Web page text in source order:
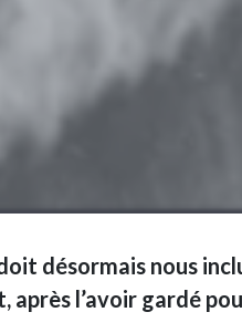
désormais nous
l’avoir gardé